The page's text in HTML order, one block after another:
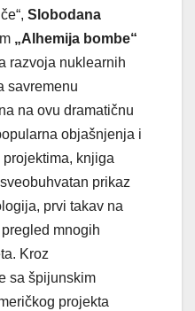
Slobodana
„Alhemija bombe“
razvoja nuklearnih
savremenu
na ovu dramatičnu
objašnjenja i
knjiga
prikaz
prvi takav na
mnogih
Kroz
sa špijunskim
projekta